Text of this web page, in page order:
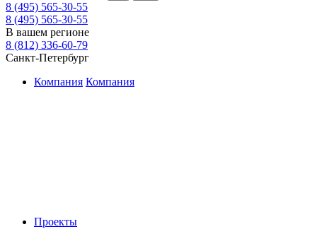
8 (495) 565-30-55
8 (495) 565-30-55
В вашем регионе
8 (812) 336-60-79
Санкт-Петербург
Компания Компания
Проекты